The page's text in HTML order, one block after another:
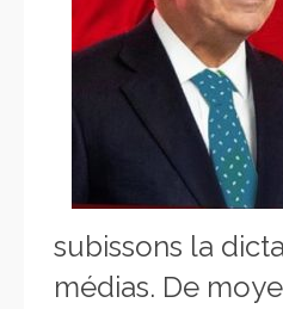
subissons la
médias. De